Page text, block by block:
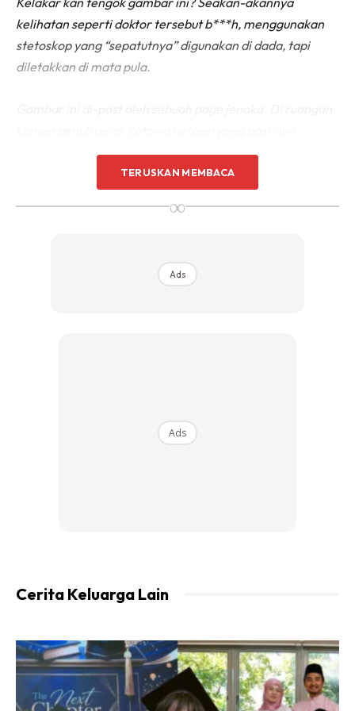
kelihatan seperti doktor tersebut b***h, menggunakan
stetoskop yang “sepatutnya” digunakan di dada, tapi
diletakkan di mata pula.
merasakan perkara ini sebuah lelucon.
Percaya atau tidak, saya pernah berhadapan dengan
situasi ini. Saya berjumpa seorang pesakit di klinik,
“Doktor, check apa ye kat situ?”
Saya pun menerangkan kepada beliau dan pesakit, saya
sedang cuba mendengar adanya bunyi “Carotid bruit”.
Bunyi carotid bruit menandakan adanya sempitan pada
TERUSKAN MEMBACA
∞
Ads
Ads
Cerita Keluarga Lain